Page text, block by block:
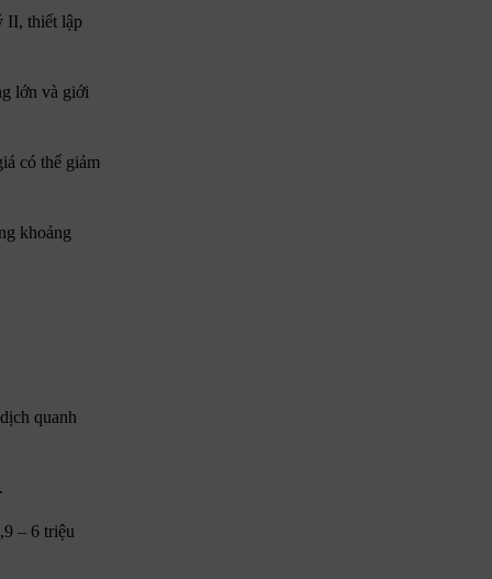
II, thiết lập
lớn và giới
có thể giảm
khoảng
quanh
– 6 triệu